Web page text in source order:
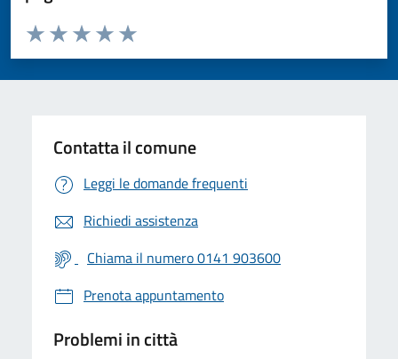
Valuta da 1 a 5 stelle la pagina
Valuta 5 stelle su 5
Valuta 4 stelle su 5
Valuta 3 stelle su 5
Valuta 2 stelle su 5
Valuta 1 stelle su 5
Contatta il comune
Leggi le domande frequenti
Richiedi assistenza
Chiama il numero 0141 903600
Prenota appuntamento
Problemi in città